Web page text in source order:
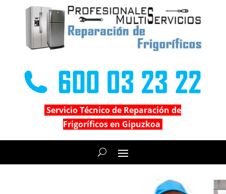
Servicio Técnico de Reparación de
Frigoríficos en Gipuzkoa